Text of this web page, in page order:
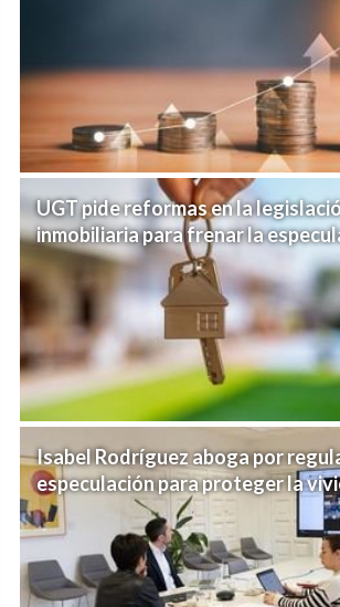
UGT pide reformas en la
inmobiliaria para frenar la
Isabel Rodríguez aboga por
especulación para proteger la